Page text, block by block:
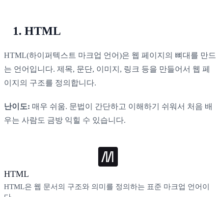
1. HTML
HTML(하이퍼텍스트 마크업 언어)은 웹 페이지의 뼈대를 만드
는 언어입니다. 제목, 문단, 이미지, 링크 등을 만들어서 웹 페
이지의 구조를 정의합니다.
난이도: 매우 쉬움. 문법이 간단하고 이해하기 쉬워서 처음 배
우는 사람도 금방 익힐 수 있습니다.
HTML
HTML은 웹 문서의 구조와 의미를 정의하는 표준 마크업 언어이